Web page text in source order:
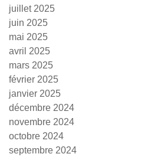
juillet 2025
juin 2025
mai 2025
avril 2025
mars 2025
février 2025
janvier 2025
décembre 2024
novembre 2024
octobre 2024
septembre 2024